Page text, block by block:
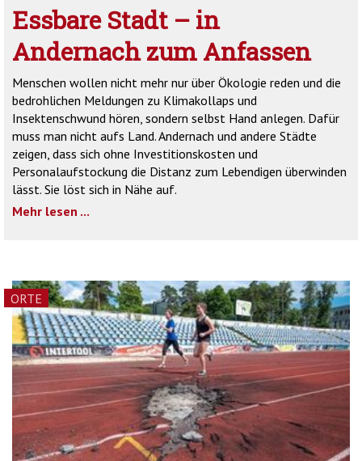
Essbare Stadt – in
Andernach zum Anfassen
Menschen wollen nicht mehr nur über Ökologie reden und die
bedrohlichen Meldungen zu Klimakollaps und
Insektenschwund hören, sondern selbst Hand anlegen. Dafür
muss man nicht aufs Land. Andernach und andere Städte
zeigen, dass sich ohne Investitionskosten und
Personalaufstockung die Distanz zum Lebendigen überwinden
lässt. Sie löst sich in Nähe auf.
Mehr lesen ...
ORTE